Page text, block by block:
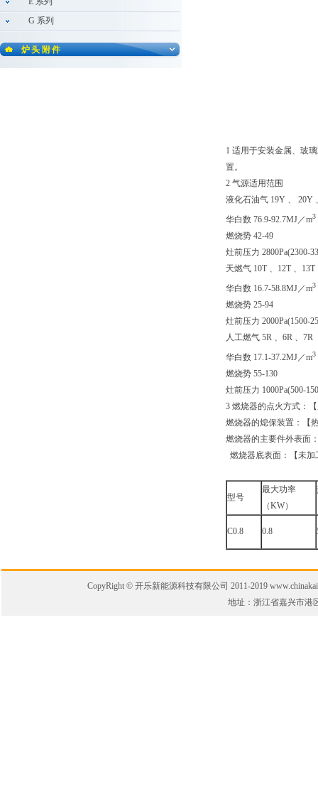
G 系列
炉头附件
1 适用于安装金属、玻
置。
2 气源适用范围
液化石油气 19Y 、 20Y
华白数 76.9-92.7MJ／m3
燃烧势 42-49
灶前压力 2800Pa(2300-
天燃气 10T 、12T 、13T
华白数 16.7-58.8MJ／m3
燃烧势 25-94
灶前压力 2000Pa(1500-
人工燃气 5R 、6R 、7R
华白数 17.1-37.2MJ／m3
燃烧势 55-130
灶前压力 1000Pa(500-
3 燃烧器的点火方式：
燃烧器的熄保装置：【
燃烧器的主要件外表面
燃烧器底表面：【未
型号
最大功率
（KW）
C0.8 0.8
CopyRight © 开乐新能源科技有限公司 2011-2019
地址：浙江省嘉兴市港